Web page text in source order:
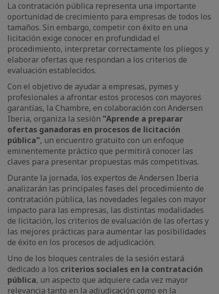
La contratación pública representa una importante
oportunidad de crecimiento para empresas de todos los
tamaños. Sin embargo, competir con éxito en una
licitación exige conocer en profundidad el
procedimiento, interpretar correctamente los pliegos y
elaborar ofertas que respondan a los criterios de
evaluación establecidos.
Con el objetivo de ayudar a empresas, pymes y
profesionales a afrontar estos procesos con mayores
garantías, la Chambre, en colaboración con Andersen
Iberia, organiza la sesión "Aprende a preparar
ofertas ganadoras en procesos de licitación
pública", un encuentro gratuito con un enfoque
eminentemente práctico que permitirá conocer las
claves para presentar propuestas más competitivas.
Durante la jornada, los expertos de Andersen Iberia
analizarán las principales fases del procedimiento de
contratación pública, las novedades legales con mayor
impacto para las empresas, las distintas modalidades
de licitación, los criterios de evaluación de las ofertas y
las mejores prácticas para aumentar las posibilidades
de éxito en los procesos de adjudicación.
Uno de los bloques centrales de la sesión estará
dedicado a los criterios sociales en la contratación
pública, un aspecto que adquiere cada vez mayor
relevancia tanto en la adjudicación como en la